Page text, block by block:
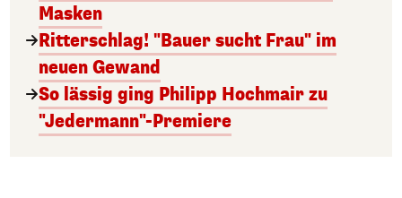
Masken
Ritterschlag! "Bauer sucht Frau" im
neuen Gewand
So lässig ging Philipp Hochmair zu
"Jedermann"-Premiere